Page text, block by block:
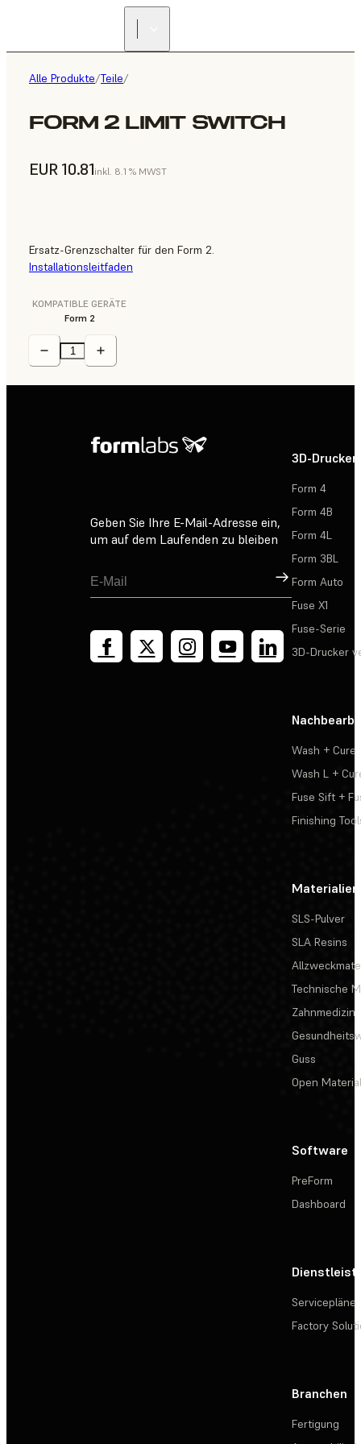
Alle Produkte/Teile/
FORM 2 LIMIT SWITCH
EUR 10.81inkl. 8.1 % MWST
Ersatz-Grenzschalter für den Form 2.
Installationsleitfaden
KOMPATIBLE GERÄTE
Form 2
Geben Sie Ihre E-Mail-Adresse ein,
um auf dem Laufenden zu bleiben
Registrieren
3D-Drucker
Form 4
Form 4B
Form 4L
Form 3BL
Form Auto
Fuse X1
Fuse-Serie
3D-Drucker
Wash + Cure
Wash L +
Fuse Sift +
Finishing
Materialien
SLS-Pulver
SLA Resins
Technische
Zahnmedizin
Guss
Open
Software
PreForm
Dashboard
Servicepläne
Factory
Branchen
Fertigung